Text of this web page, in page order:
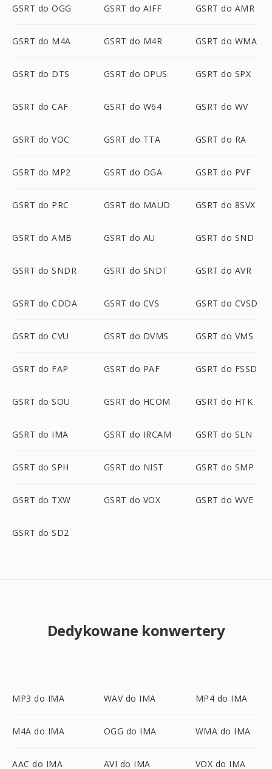
GSRT do OGG GSRT do AIFF GSRT do AMR
GSRT do M4A GSRT do M4R GSRT do WMA
GSRT do DTS GSRT do OPUS GSRT do SPX
GSRT do CAF GSRT do W64 GSRT do WV
GSRT do VOC GSRT do TTA GSRT do RA
GSRT do MP2 GSRT do OGA GSRT do PVF
GSRT do PRC GSRT do MAUD GSRT do 8SVX
GSRT do AMB GSRT do AU GSRT do SND
GSRT do SNDR GSRT do SNDT GSRT do AVR
GSRT do CDDA GSRT do CVS GSRT do CVSD
GSRT do CVU GSRT do DVMS GSRT do VMS
GSRT do FAP GSRT do PAF GSRT do FSSD
GSRT do SOU GSRT do HCOM GSRT do HTK
GSRT do IMA GSRT do IRCAM GSRT do SLN
GSRT do SPH GSRT do NIST GSRT do SMP
GSRT do TXW GSRT do VOX GSRT do WVE
GSRT do SD2
Dedykowane konwertery
MP3 do IMA WAV do IMA MP4 do IMA
M4A do IMA OGG do IMA WMA do IMA
AAC do IMA AVI do IMA VOX do IMA